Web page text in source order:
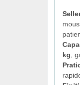
kg ,